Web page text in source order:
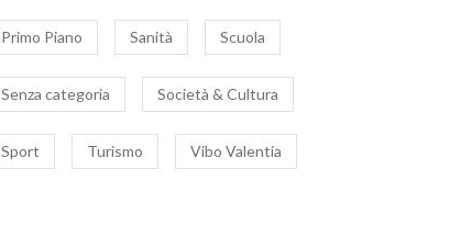
Primo Piano Sanità Scuola
Senza categoria Società & Cultura
Sport Turismo Vibo Valentia